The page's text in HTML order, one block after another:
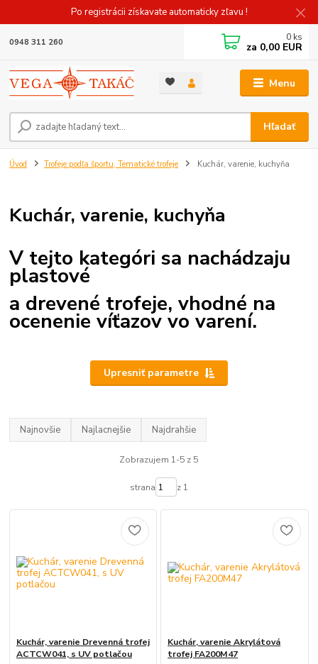
Po registrácii získavate automaticky zľavu !
Menu
Hľadať
0948 311 260 0 ks
za 0,00 EUR
Úvod Trofeje podľa športu, Tematické trofeje Kuchár, varenie, kuchyňa
Kuchár, varenie, kuchyňa
V tejto kategóri sa nachádzaju
plastové
a drevené trofeje, vhodné na
ocenenie víťazov vo varení.
Upresniť parametre
Najnovšie Najlacnejšie Najdrahšie
Zobrazujem 1-5 z 5
strana z 1
Kuchár, varenie Drevenná trofej
ACTCW041, s UV potlačou
Kuchár, varenie Akrylátová
trofej FA200M47